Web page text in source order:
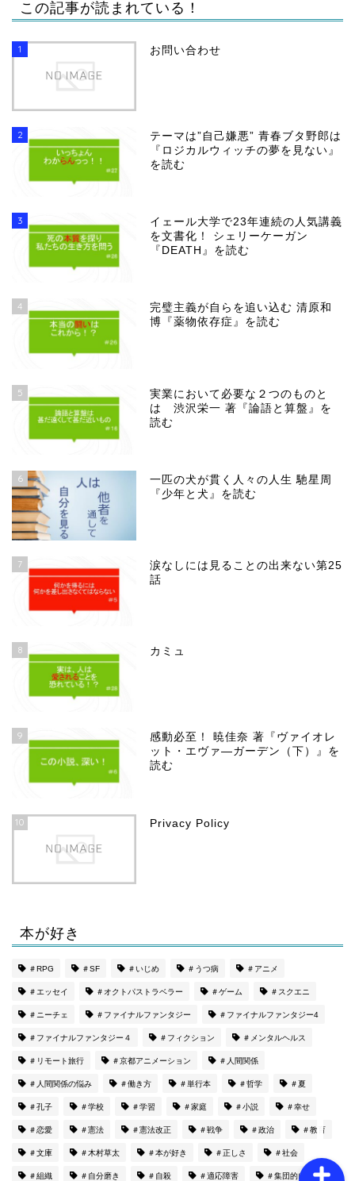
この記事が読まれている！
1 お問い合わせ
2
テーマは”自己嫌悪” 青春ブタ野郎は
『ロジカルウィッチの夢を見ない』
を読む
3
イェール大学で23年連続の人気講義
を文書化！ シェリーケーガン
『DEATH』を読む
4
完璧主義が自らを追い込む 清原和
博『薬物依存症』を読む
5
実業において必要な２つのものと
は 渋沢栄一 著『論語と算盤』を
読む
6
一匹の犬が貫く人々の人生 馳星周
『少年と犬』を読む
7
涙なしには見ることの出来ない第25
話
8 カミュ
9
感動必至！ 暁佳奈 著『ヴァイオレ
ット・エヴァ―ガーデン（下）』を
読む
10 Privacy Policy
本が好き
＃RPG ＃SF ＃いじめ ＃うつ病 ＃アニメ
＃エッセイ ＃オクトパストラベラー ＃ゲーム ＃スクエニ
＃ニーチェ ＃ファイナルファンタジー ＃ファイナルファンタジー4
＃ファイナルファンタジー４ ＃フィクション ＃メンタルヘルス
＃リモート旅行 ＃京都アニメーション ＃人間関係
＃人間関係の悩み ＃働き方 ＃単行本 ＃哲学 ＃夏
＃孔子 ＃学校 ＃学習 ＃家庭 ＃小説 ＃幸せ
＃恋愛 ＃憲法 ＃憲法改正 ＃戦争 ＃政治 ＃教育
＃文庫 ＃木村草太 ＃本が好き ＃正しさ ＃社会
＃組織 ＃自分磨き ＃自殺 ＃適応障害 ＃集団的自衛権
プロフィール
Privacy Policy
特定商取引法に基づく表記